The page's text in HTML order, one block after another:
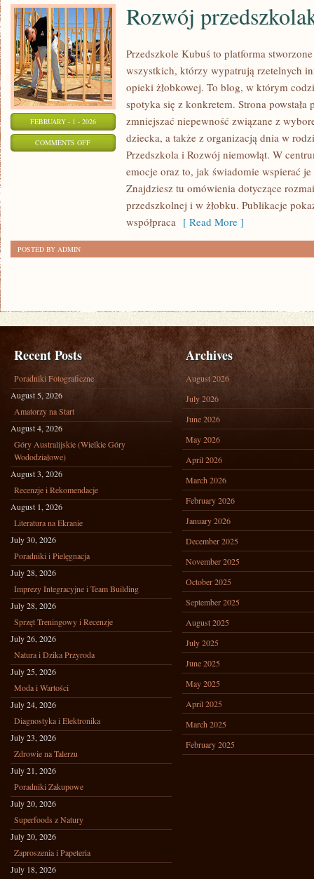
FEBRUARY - 1 - 2026
COMMENTS OFFON
PRZEDSZKOLAKÓW
Rozwój
Przedszkole Kubuś to platforma
wszystkich, którzy wypatrują rzetelnych
opieki żłobkowej. To blog, w którym
spotyka się z konkretem. Strona
zmniejszać niepewność związane z
dziecka, a także z organizacją dnia w
Przedszkola i Rozwój niemowląt. W
emocje oraz to, jak świadomie wspierać
Znajdziesz tu omówienia dotyczące
przedszkolnej i w żłobku. Publikacje
współpraca [ Read More ]
POSTED BY ADMIN
Recent Posts
Poradniki Fotograficzne
August 5, 2026
Amatorzy na Start
August 4, 2026
Góry Australijskie (Wielkie Góry
Wododziałowe)
August 3, 2026
Recenzje i Rekomendacje
August 1, 2026
Literatura na Ekranie
July 30, 2026
Poradniki i Pielęgnacja
July 28, 2026
Imprezy Integracyjne i Team Building
July 28, 2026
Sprzęt Treningowy i Recenzje
July 26, 2026
Natura i Dzika Przyroda
July 25, 2026
Moda i Wartości
July 24, 2026
Diagnostyka i Elektronika
July 23, 2026
Zdrowie na Talerzu
July 21, 2026
Poradniki Zakupowe
July 20, 2026
Superfoods z Natury
July 20, 2026
Zaproszenia i Papeteria
July 18, 2026
Archives
August 2026
July 2026
June 2026
May 2026
April 2026
March 2026
February 2026
January 2026
December 2025
November 2025
October 2025
September 2025
August 2025
July 2025
June 2025
May 2025
April 2025
March 2025
February 2025